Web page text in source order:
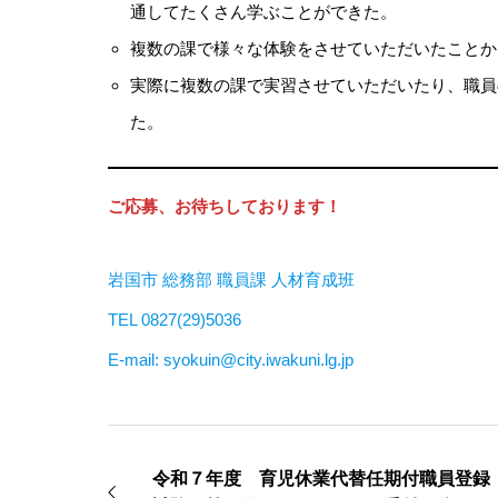
通してたくさん学ぶことができた。
複数の課で様々な体験をさせていただいたこと
実際に複数の課で実習させていただいたり、職
た。
ご応募、お待ちしております！
岩国市 総務部 職員課 人材育成班
TEL 0827(29)5036
E-mail: syokuin@city.iwakuni.lg.jp
令和７年度 育児休業代替任期付職員登録